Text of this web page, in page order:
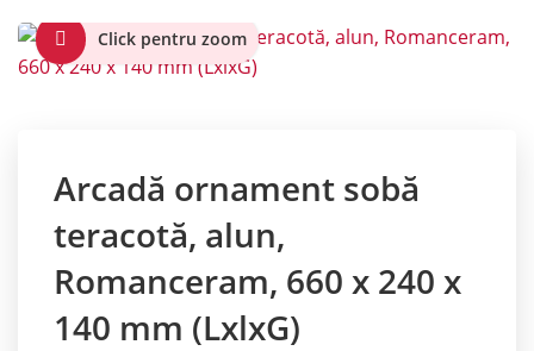
Click pentru zoom
Arcadă ornament sobă
teracotă, alun,
Romanceram, 660 x 240 x
140 mm (LxlxG)